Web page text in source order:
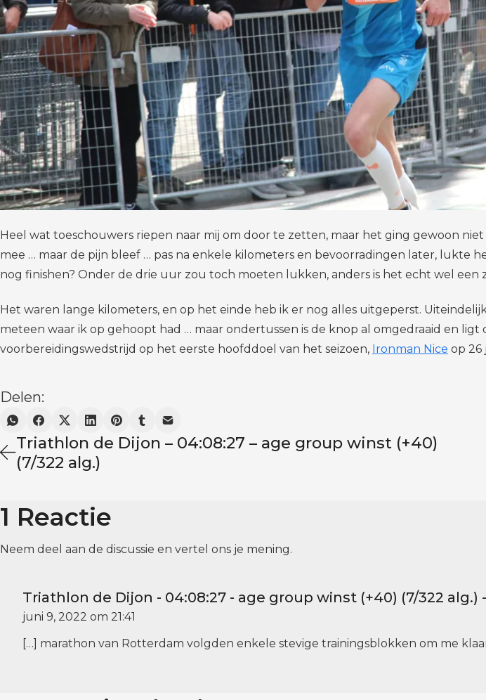
Heel wat toeschouwers riepen naar mij om door te zetten, maar het ging gewoon
mee … maar de pijn bleef … pas na enkele kilometers en bevoorradingen later,
nog finishen? Onder de drie uur zou toch moeten lukken, anders is het echt wel een
Het waren lange kilometers, en op het einde heb ik er nog alles uitgeperst.
meteen waar ik op gehoopt had … maar ondertussen is de knop al omgedraaid en ligt
voorbereidingswedstrijd op het eerste hoofddoel van het seizoen, Ironman Nice op 26
Delen:
Triathlon de Dijon – 04:08:27 – age group winst (+40)
(7/322 alg.)
1 Reactie
Neem deel aan de discussie en vertel ons je mening.
Triathlon de Dijon - 04:08:27 - age group winst (+40) (7/322 alg.) -
juni 9, 2022 om 21:41
[…] marathon van Rotterdam volgden enkele stevige trainingsblokken om me